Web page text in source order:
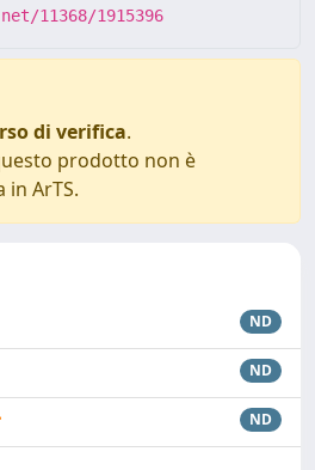
11368/1915396
di verifica.
prodotto non è
in ArTS.
ND
ND
ND